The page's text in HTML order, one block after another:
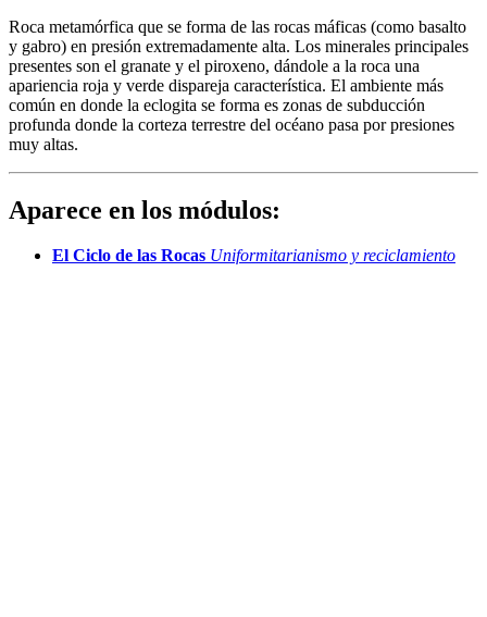
Roca metamórfica que se forma de las rocas máficas (como basalto
y gabro) en presión extremadamente alta. Los minerales principales
presentes son el granate y el piroxeno, dándole a la roca una
apariencia roja y verde dispareja característica. El ambiente más
común en donde la eclogita se forma es zonas de subducción
profunda donde la corteza terrestre del océano pasa por presiones
muy altas.
Aparece en los módulos:
El Ciclo de las Rocas Uniformitarianismo y reciclamiento